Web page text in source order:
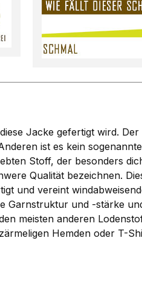
Jacke gefertigt wird.
ist es kein
Stoff, der besonders
Qualität bezeichnen.
und vereint
Garnstruktur und -stärke
meisten anderen
Hemden oder T-